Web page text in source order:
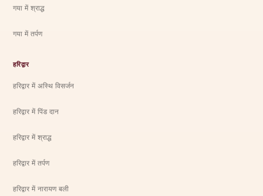
गया में श्राद्ध
गया में तर्पण
हरिद्वार
हरिद्वार में अस्थि विसर्जन
हरिद्वार में पिंड दान
हरिद्वार में श्राद्ध
हरिद्वार में तर्पण
हरिद्वार में नारायण बली